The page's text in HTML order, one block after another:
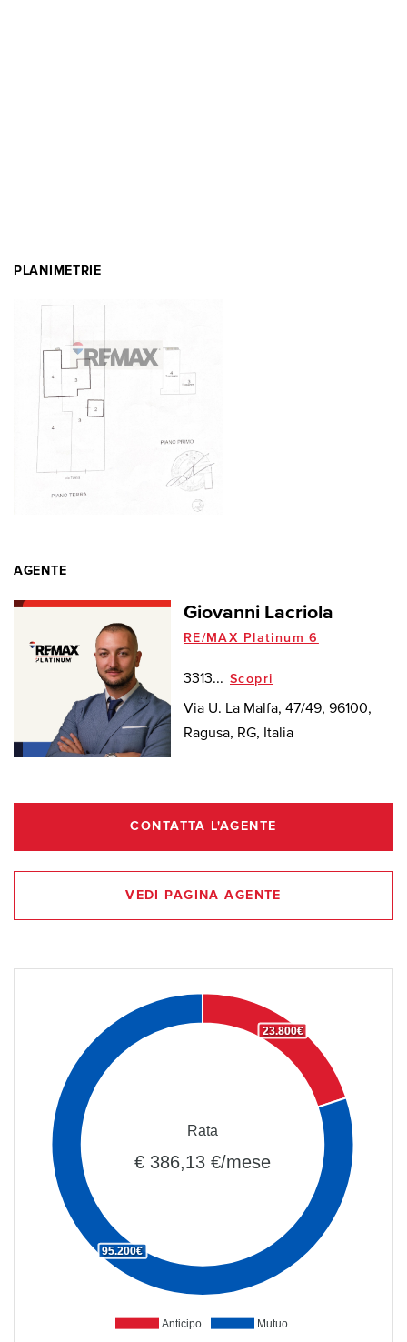
PLANIMETRIE
AGENTE
Giovanni Lacriola
RE/MAX Platinum 6
3313... Scopri
Via U. La Malfa, 47/49, 96100,
Ragusa, RG, Italia
CONTATTA L'AGENTE
VEDI PAGINA AGENTE
Anticipo Mutuo
23.800€
95.200€
Rata
€ 386,13 €/mese